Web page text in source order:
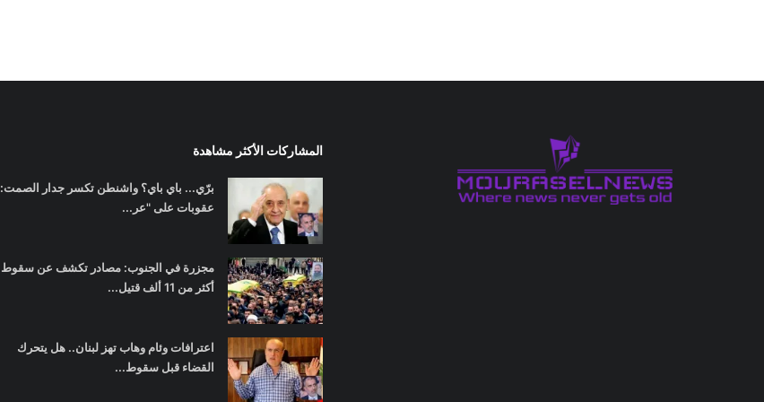
المشاركات الأكثر مشاهدة
برّي... باي باي؟ واشنطن تكسر جدار الصمت:
عقوبات على "عر...
مجزرة في الجنوب: مصادر تكشف عن سقوط
أكثر من 11 ألف قتيل...
اعترافات وئام وهاب تهز لبنان.. هل يتحرك
القضاء قبل سقوط...